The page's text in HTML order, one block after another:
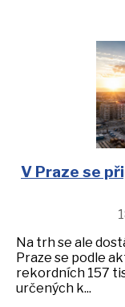
V Praze se
Na trh se ale
Praze se podle
rekordních 157
určených k...